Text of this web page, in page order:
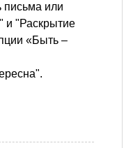
письма или
и "Раскрытие
«Быть –